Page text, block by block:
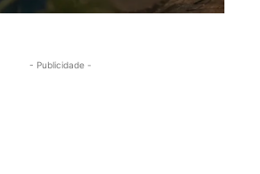
- Publicidade -